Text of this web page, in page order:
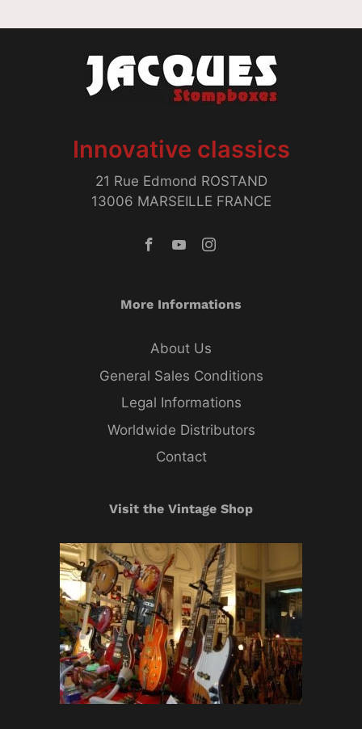
Innovative classics
21 Rue Edmond ROSTAND
13006 MARSEILLE FRANCE
More Informations
About Us
General Sales Conditions
Legal Informations
Worldwide Distributors
Contact
Visit the Vintage Shop